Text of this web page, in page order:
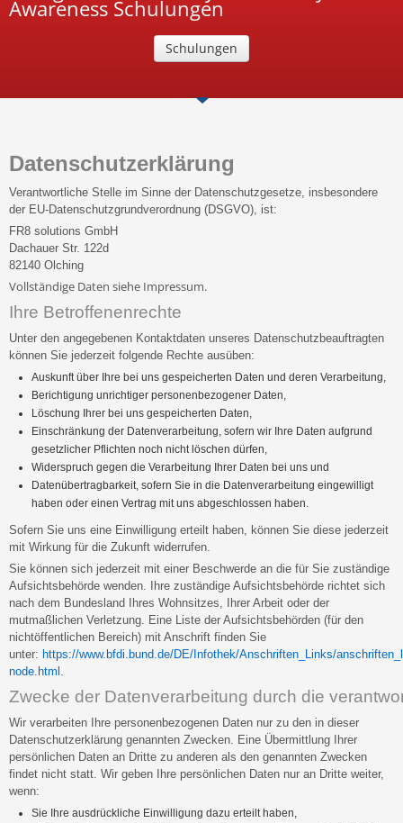
Awareness Schulungen
Schulungen
Datenschutzerklärung
Verantwortliche Stelle im Sinne der Datenschutzgesetze, insbesondere
der EU-Datenschutzgrundverordnung (DSGVO), ist:
FR8 solutions GmbH
Dachauer Str. 122d
82140 Olching
Vollständige Daten siehe Impressum.
Ihre Betroffenenrechte
Unter den angegebenen Kontaktdaten unseres Datenschutzbeauftragten
können Sie jederzeit folgende Rechte ausüben:
Auskunft über Ihre bei uns gespeicherten Daten und deren Verarbeitung,
Berichtigung unrichtiger personenbezogener Daten,
Löschung Ihrer bei uns gespeicherten Daten,
Einschränkung der Datenverarbeitung, sofern wir Ihre Daten aufgrund
gesetzlicher Pflichten noch nicht löschen dürfen,
Widerspruch gegen die Verarbeitung Ihrer Daten bei uns und
Datenübertragbarkeit, sofern Sie in die Datenverarbeitung eingewilligt
haben oder einen Vertrag mit uns abgeschlossen haben.
Sofern Sie uns eine Einwilligung erteilt haben, können Sie diese jederzeit
mit Wirkung für die Zukunft widerrufen.
Sie können sich jederzeit mit einer Beschwerde an die für Sie zuständige
Aufsichtsbehörde wenden. Ihre zuständige Aufsichtsbehörde richtet sich
nach dem Bundesland Ihres Wohnsitzes, Ihrer Arbeit oder der
mutmaßlichen Verletzung. Eine Liste der Aufsichtsbehörden (für den
nichtöffentlichen Bereich) mit Anschrift finden Sie
unter: https://www.bfdi.bund.de/DE/Infothek/Anschriften_Links/
node.html .
Zwecke der Datenverarbeitung durch die
Wir verarbeiten Ihre personenbezogenen Daten nur zu den in dieser
Datenschutzerklärung genannten Zwecken. Eine Übermittlung Ihrer
persönlichen Daten an Dritte zu anderen als den genannten Zwecken
findet nicht statt. Wir geben Ihre persönlichen Daten nur an Dritte weiter,
wenn:
Sie Ihre ausdrückliche Einwilligung dazu erteilt haben,